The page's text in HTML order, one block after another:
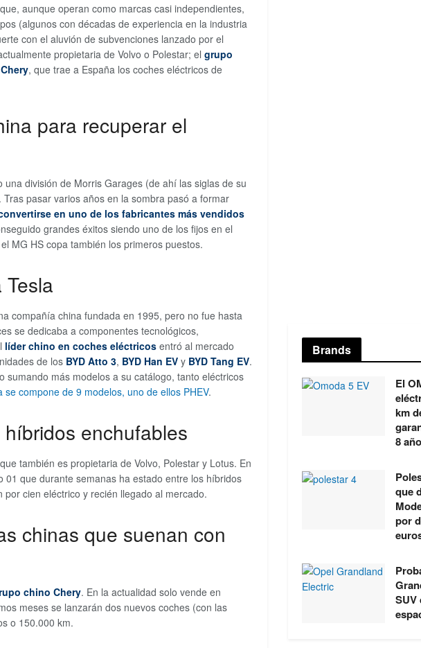
aunque operan como marcas casi independientes,
(algunos con décadas de experiencia en la industria
con el aluvión de subvenciones lanzado por el
propietaria de Volvo o Polestar; el grupo
Chery, que trae a España los coches eléctricos de
para recuperar el
división de Morris Garages (de ahí las siglas de su
pasar varios años en la sombra pasó a formar
en uno de los fabricantes más vendidos
grandes éxitos siendo uno de los fijos en el
MG HS copa también los primeros puestos.
compañía china fundada en 1995, pero no fue hasta
se dedicaba a componentes tecnológicos,
líder chino en coches eléctricos entró al mercado
de los BYD Atto 3, BYD Han EV y BYD Tang EV.
sumando más modelos a su catálogo, tanto eléctricos
se compone de 9 modelos, uno de ellos PHEV.
enchufables
también es propietaria de Volvo, Polestar y Lotus. En
01 que durante semanas ha estado entre los híbridos
cien eléctrico y recién llegado al mercado.
chinas que suenan con
chino Chery. En la actualidad solo vende en
meses se lanzarán dos nuevos coches (con las
o 150.000 km.
Brands
El
km
8
que
por
SUV